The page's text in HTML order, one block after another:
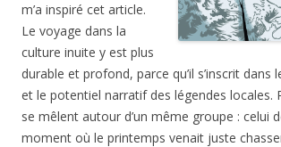
m’a inspiré cet article.
Le voyage dans la
culture inuite y est plus
durable et profond, parce qu’il s’inscrit dans
et le potentiel narratif des légendes locales.
se mêlent autour d’un même groupe : celui
moment où le printemps venait juste